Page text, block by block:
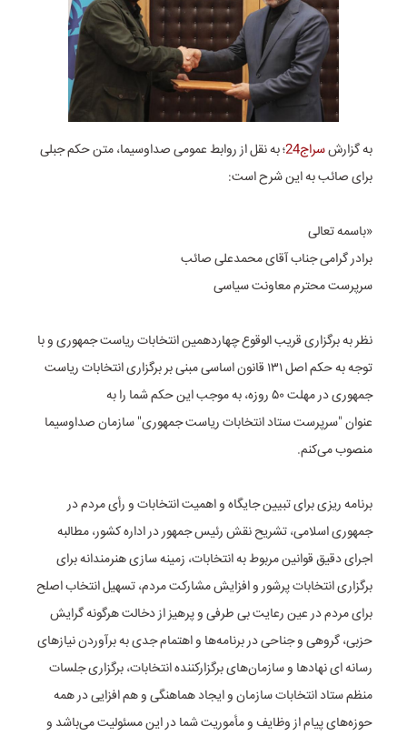
به گزارشسراج24
؛ به نقل از روابط عمومی صداوسیما، متن حکم جبلی
برای صائب به این شرح است:
«باسمه تعالی
برادر گرامی جناب آقای محمدعلی صائب
سرپرست محترم معاونت سیاسی
نظر به برگزاری قریب الوقوع چهاردهمین انتخابات ریاست جمهوری و با
توجه به حکم اصل ۱۳۱ قانون اساسی مبنی بر برگزاری انتخابات ریاست
جمهوری در مهلت ۵۰ روزه، به موجب این حکم شما را به
عنوان "سرپرست ستاد انتخابات ریاست جمهوری" سازمان صداوسیما
منصوب می‌کنم.
برنامه ریزی برای تبیین جایگاه و اهمیت انتخابات و رأی مردم در
جمهوری اسلامی، تشریح نقش رئیس جمهور در اداره کشور، مطالبه
اجرای دقیق قوانین مربوط به انتخابات، زمینه سازی هنرمندانه برای
برگزاری انتخابات پرشور و افزایش مشارکت مردم، تسهیل انتخاب اصلح
برای مردم در عین رعایت بی طرفی و پرهیز از دخالت هرگونه گرایش
حزبی، گروهی و جناحی در برنامه‌ها و اهتمام جدی به برآوردن نیازهای
رسانه ای نهادها و سازمان‌های برگزارکننده انتخابات، برگزاری جلسات
منظم ستاد انتخابات سازمان و ایجاد هماهنگی و هم افزایی در همه
حوزه‌های پیام از وظایف و مأموریت شما در این مسئولیت می‌باشد و